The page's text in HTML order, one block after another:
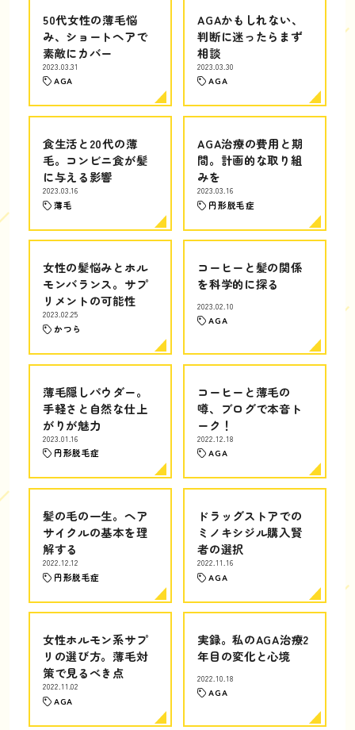
50代女性の薄毛悩
み、ショートヘアで
素敵にカバー
2023.03.31
AGA
AGAかもしれない、
判断に迷ったらまず
相談
2023.03.30
AGA
食生活と20代の薄
毛。コンビニ食が髪
に与える影響
2023.03.16
薄毛
AGA治療の費用と期
間。計画的な取り組
みを
2023.03.16
円形脱毛症
女性の髪悩みとホル
モンバランス。サプ
リメントの可能性
2023.02.25
かつら
コーヒーと髪の関係
を科学的に探る
2023.02.10
AGA
薄毛隠しパウダー。
手軽さと自然な仕上
がりが魅力
2023.01.16
円形脱毛症
コーヒーと薄毛の
噂、ブログで本音ト
ーク！
2022.12.18
AGA
髪の毛の一生。ヘア
サイクルの基本を理
解する
2022.12.12
円形脱毛症
ドラッグストアでの
ミノキシジル購入賢
者の選択
2022.11.16
AGA
女性ホルモン系サプ
リの選び方。薄毛対
策で見るべき点
2022.11.02
AGA
実録。私のAGA治療2
年目の変化と心境
2022.10.18
AGA